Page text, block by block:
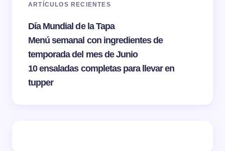
ARTÍCULOS RECIENTES
Día Mundial de la Tapa
Menú semanal con ingredientes de
temporada del mes de Junio
10 ensaladas completas para llevar en
tupper